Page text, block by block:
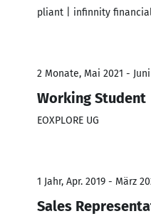
pliant | infinnity
2 Monate, Mai 2021 - Juni
Working Student
EOXPLORE UG
1 Jahr, Apr. 2019 - März
Sales